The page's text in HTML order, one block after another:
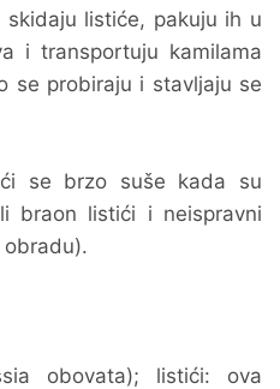
skidaju listiće, pakuju ih u
i transportuju kamilama
se probiraju i stavljaju se
se brzo suše kada su
braon listići i neispravni
obradu).
obovata); listići: ova